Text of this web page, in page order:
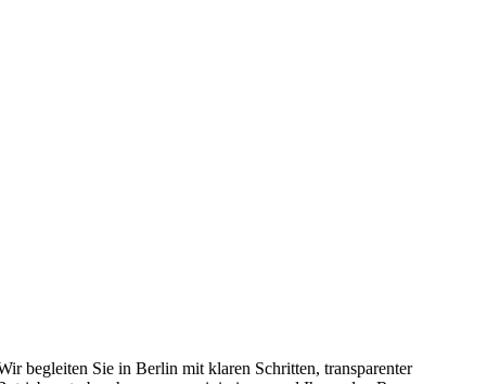
begleiten Sie in Berlin mit klaren Schritten, transparenter